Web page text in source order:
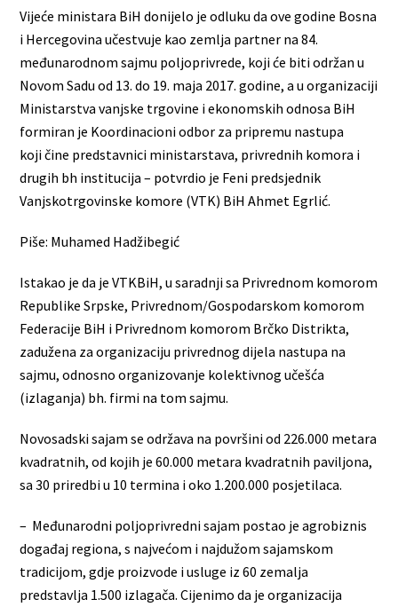
Vijeće ministara BiH donijelo je odluku da ove godine Bosna
i Hercegovina učestvuje kao zemlja partner na 84.
međunarodnom sajmu poljoprivrede, koji će biti održan u
Novom Sadu od 13. do 19. maja 2017. godine, a u organizaciji
Ministarstva vanjske trgovine i ekonomskih odnosa BiH
formiran je Koordinacioni odbor za pripremu nastupa
koji čine predstavnici ministarstava, privrednih komora i
drugih bh institucija – potvrdio je Feni predsjednik
Vanjskotrgovinske komore (VTK) BiH Ahmet Egrlić.
Piše: Muhamed Hadžibegić
Istakao je da je VTKBiH, u saradnji sa Privrednom komorom
Republike Srpske, Privrednom/Gospodarskom komorom
Federacije BiH i Privrednom komorom Brčko Distrikta,
zadužena za organizaciju privrednog dijela nastupa na
sajmu, odnosno organizovanje kolektivnog učešća
(izlaganja) bh. firmi na tom sajmu.
Novosadski sajam se održava na površini od 226.000 metara
kvadratnih, od kojih je 60.000 metara kvadratnih paviljona,
sa 30 priredbi u 10 termina i oko 1.200.000 posjetilaca.
– Međunarodni poljoprivredni sajam postao je agrobiznis
događaj regiona, s najvećom i najdužom sajamskom
tradicijom, gdje proizvode i usluge iz 60 zemalja
predstavlja 1.500 izlagača. Cijenimo da je organizacija